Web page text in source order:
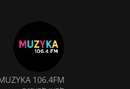
106.4FM